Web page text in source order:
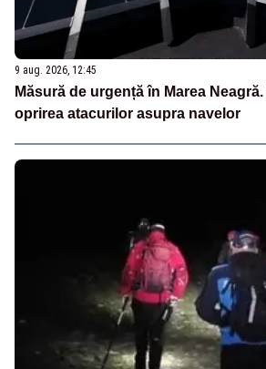
9 aug. 2026, 12:45
Măsură de urgență în Marea
oprirea atacurilor asupra navelor